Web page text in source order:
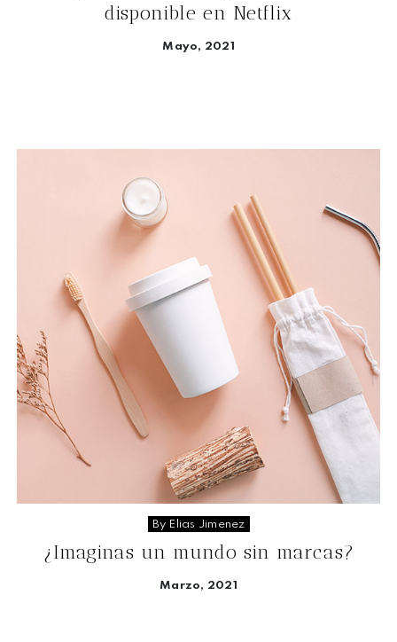
disponible en Netflix
Mayo, 2021
By Elias Jimenez
¿Imaginas un mundo sin marcas?
Marzo, 2021